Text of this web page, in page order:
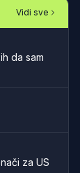
Vidi sve
da sam
za US